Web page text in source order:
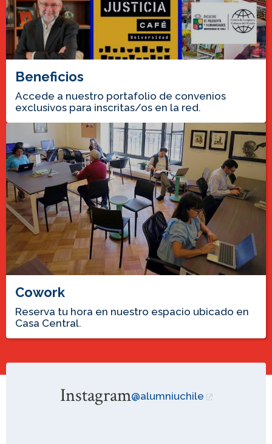
Beneficios
Accede a nuestro portafolio de convenios
exclusivos para inscritas/os en la red.
Cowork
Reserva tu hora en nuestro espacio ubicado en
Casa Central.
Instagram@alumniuchile